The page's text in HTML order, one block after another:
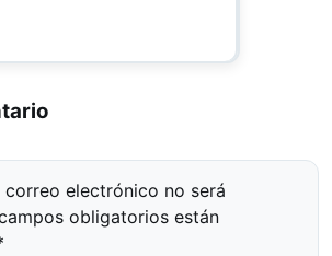
electrónico no será
obligatorios están